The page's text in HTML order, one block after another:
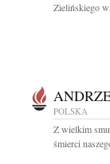
Zielińskiego
POLSKA
Z wielkim
śmierci